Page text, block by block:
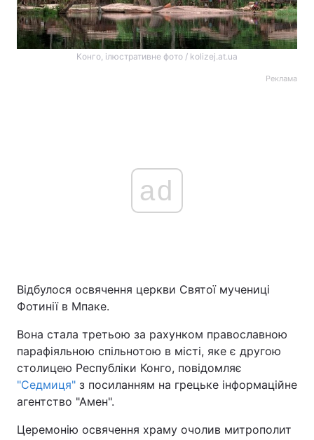
Конго, ілюстративне фото / kolizej.at.ua
Реклама
ad
Відбулося освячення церкви Святої мучениці
Фотинії в Мпаке.
Вона стала третьою за рахунком православною
парафіяльною спільнотою в місті, яке є другою
столицею Республіки Конго, повідомляє
"Седмиця" з посиланням на грецьке інформаційне
агентство "Амен".
Церемонію освячення храму очолив митрополит